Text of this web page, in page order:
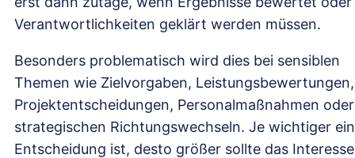
Verantwortlichkeiten geklärt werden müssen.
Besonders problematisch wird dies bei sensiblen
Themen wie Zielvorgaben, Leistungsbewertungen,
Projektentscheidungen, Personalmaßnahmen oder
strategischen Richtungswechseln. Je wichtiger
Entscheidung ist, desto größer sollte das Interesse